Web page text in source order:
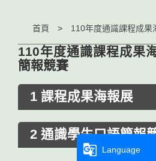
首頁
110年度通識課程成果
簡報競賽
1 課程成果海報展
2 通識學生口語簡報
g_translate
Language